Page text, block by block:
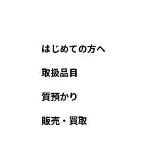
はじめての方へ
取扱品目
質預かり
販売・買取